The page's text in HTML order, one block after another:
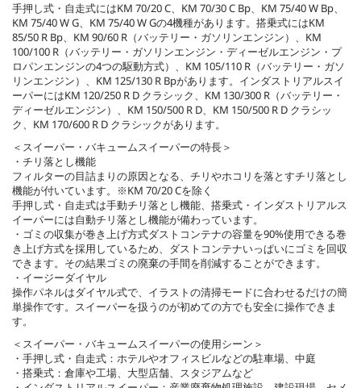
手押し式・自走式にはKM 70/20 C、KM 70/30 C Bp、KM 75/40 W Bp、
KM 75/40 W G、KM 75/40 W Gの4機種があります。搭乗式にはKM
85/50 R Bp、KM 90/60 R（バッテリー・ガソリンエンジン）、KM
100/100 R（バッテリー・ガソリンエンジン・ディーゼルエンジン・プ
ロパンエンジンの4つの駆動方式）、KM 105/110 R（バッテリー・ガソ
リンエンジン）、KM 125/130 R Bpがあります。インダストリアルスイ
ーパーにはKM 120/250 R D クラシック、KM 130/300 R（バッテリー・
ディーゼルエンジン）、KM 150/500 R D、KM 150/500 R D クラシッ
ク、KM 170/600 R D クラシックがあります。
＜スイーパー・バキュームスイーパーの特長＞
・チリ落とし機能
フィルターの目詰まりの原因となる、チリやホコリを落とすチリ落とし
機能が付いています。※KM 70/20 Cを除く
手押し式・自走式は手動チリ落とし機能、搭乗式・インダストリアルス
イーパーには自動チリ落とし機能が備わっています。
・ゴミの収集が巻き上げ方式ダストコンテナの容量を90%使用できる巻
き上げ方式を採用しているため、ダストコンテナいっぱいにゴミを回収
できます。その結果ゴミの廃棄の手間を削減することができます。
・イージーダイヤル
操作パネルはダイヤル式で、イラストの清掃モードに合わせるだけの簡
単操作です。スイーパーを扱うのが初めての方でも安全に操作できま
す。
＜スイーパー・バキュームスイーパーの使用シーン＞
・手押し式・自走式：ホテルやオフィスビルなどの駐車場、中庭
・搭乗式：倉庫や工場、大型店舗、スタジアムなど